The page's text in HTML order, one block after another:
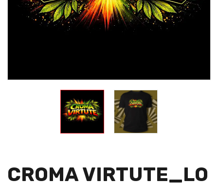
CROMA VIRTUTE_LO